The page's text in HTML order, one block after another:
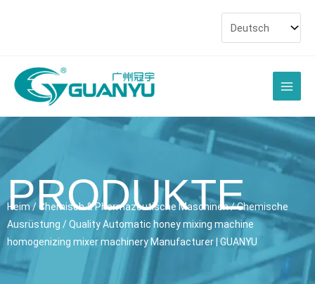
PRODUKTE
Heim /Chemisch & Pharmazeutische Maschinen/Chemische
Ausrüstung /Quality Automatic honey mixing machine
homogenizing mixer machinery Manufacturer | GUANYU